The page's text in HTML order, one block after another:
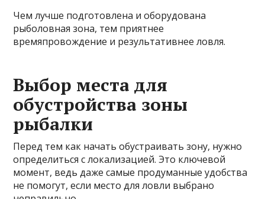
Чем лучше подготовлена и оборудована
рыболовная зона, тем приятнее
времяпровождение и результативнее ловля.
Выбор места для
обустройства зоны
рыбалки
Перед тем как начать обустраивать зону, нужно
определиться с локализацией. Это ключевой
момент, ведь даже самые продуманные удобства
не помогут, если место для ловли выбрано